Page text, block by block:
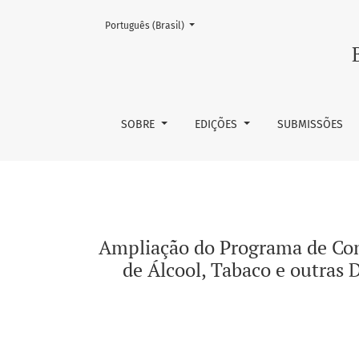
Ampliação do Programa de Controle do
SOBRE EDIÇÕES SUBMISSÕES
Mudar o idioma. O atual é:
Português (Brasil)
Ampliação do Programa de
de Álcool, Tabaco e outras